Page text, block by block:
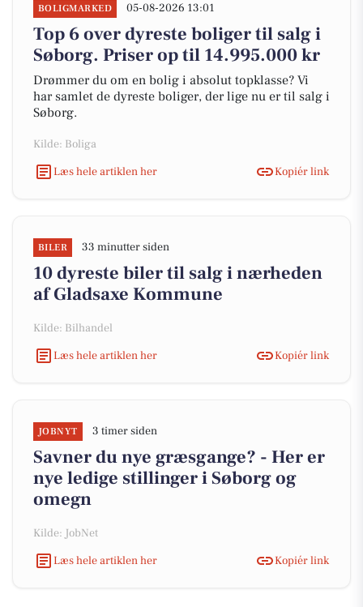
BOLIGMARKED 05-08-2026 13:01
Top 6 over dyreste boliger til salg i
Søborg. Priser op til 14.995.000 kr
Drømmer du om en bolig i absolut topklasse? Vi
har samlet de dyreste boliger, der lige nu er til salg i
Søborg.
Kilde: Boliga
Læs hele artiklen her
Kopiér link
BILER 33 minutter siden
10 dyreste biler til salg i nærheden
af Gladsaxe Kommune
Kilde: Bilhandel
Læs hele artiklen her
Kopiér link
JOBNYT 3 timer siden
Savner du nye græsgange? - Her er
nye ledige stillinger i Søborg og
omegn
Kilde: JobNet
Læs hele artiklen her
Kopiér link